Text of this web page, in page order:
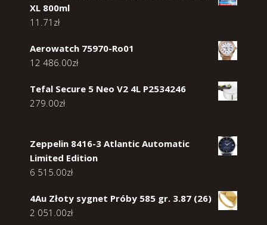
XL 800ml
11.71 zł
Aerowatch 75970-Ro01
12 486.00zł
Tefal Secure 5 Neo V2 4L P2534246
279.00zł
Zeppelin 8416-3 Atlantic Automatic
Limited Edition
6 515.00zł
4Au Złoty sygnet Próby 585 gr. 3.87 (26)
2 051.00zł